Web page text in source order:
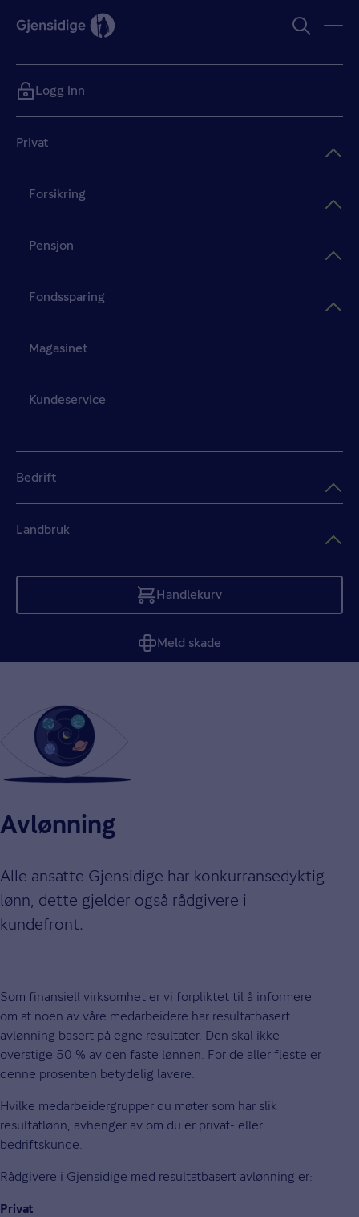
Privat
Forsikring
Pensjon
Fondssparing
Magasinet
Kundeservice
Bedrift
Landbruk
Handlekurv
Tom
Meld skade
Logg inn
Avlønning
Alle ansatte Gjensidige har konkurransedyktig
lønn, dette gjelder også rådgivere i
kundefront.
Som finansiell virksomhet er vi forpliktet til å informere
om at noen av våre medarbeidere har resultatbasert
avlønning basert på egne resultater. Den skal ikke
overstige 50 % av den faste lønnen. For de aller fleste er
denne prosenten betydelig lavere.
Hvilke medarbeidergrupper du møter som har slik
resultatlønn, avhenger av om du er privat- eller
bedriftskunde.
Rådgivere i Gjensidige med resultatbasert avlønning er:
Privat